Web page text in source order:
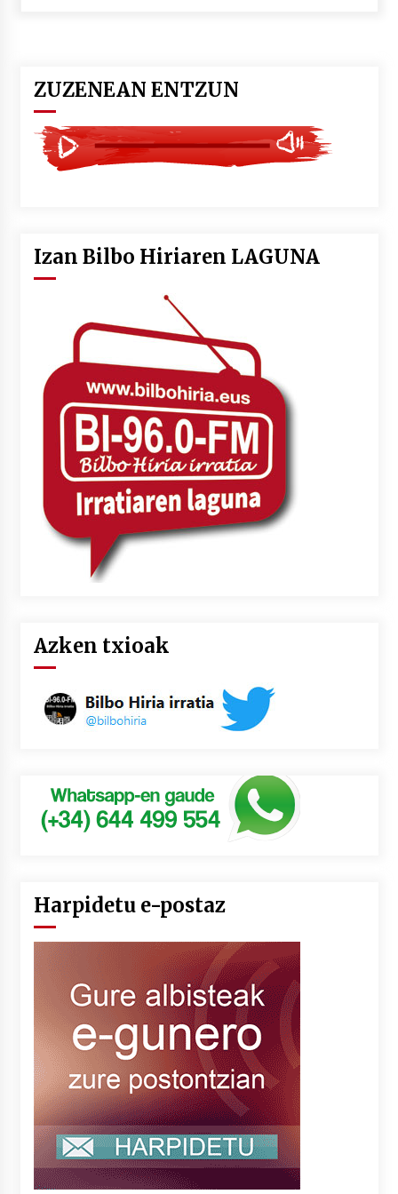
Larunbatean Plentziako Itsas Martxa ospatuko
da
2026/07/07
2026/07/07
Uribitarte40 aretoan
2026/07/03
SOINUGELA: Paul McCartney eta Ringo Starr-en
lan berriak
2026/07/03
MUSIBLA #297: Bide, Boards Of Canada, Somak,
Tiga, Twisted Teens, Underscores, Habia
2026/07/02
ZUZENEAN ENTZUN
Izan Bilbo Hiriaren LAGUNA
Azken txioak
Harpidetu e-postaz